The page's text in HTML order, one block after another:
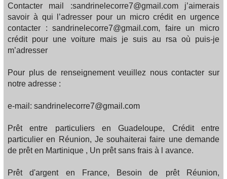
Contacter mail :sandrinelecorre7@gmail.com j’aimerais
savoir à qui l’adresser pour un micro crédit en urgence
contacter : sandrinelecorre7@gmail.com, faire un micro
crédit pour une voiture mais je suis au rsa où puis-je
m’adresser
Pour plus de renseignement veuillez nous contacter sur
notre adresse :
e-mail: sandrinelecorre7@gmail.com
Prêt entre particuliers en Guadeloupe, Crédit entre
particulier en Réunion, Je souhaiterai faire une demande
de prêt en Martinique , Un prêt sans frais à l avance.
Prêt d'argent en France, Besoin de prêt Réunion,